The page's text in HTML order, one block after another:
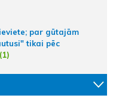
par gūtajām
tikai pēc
(1)